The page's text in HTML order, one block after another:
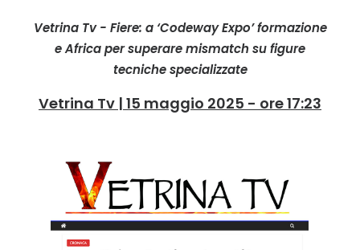
Vetrina Tv - Fiere: a ‘Codeway Expo’ formazione
e Africa per superare mismatch su figure
tecniche specializzate
Vetrina Tv | 15 maggio 2025 - ore 17:23